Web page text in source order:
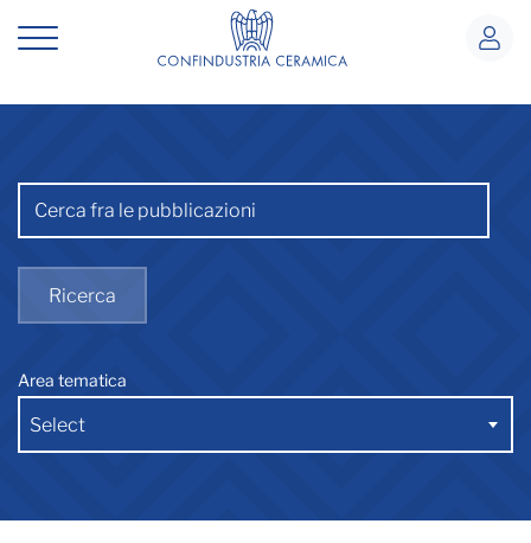
Pubblicazioni e documenti
Pubblicazioni
Ricerca
Area tematica
Select